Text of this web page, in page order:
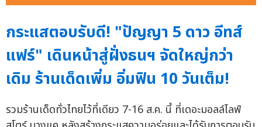
กระแสตอบรับดี! "ปัญญา 5 ดาว อีทส์
แฟร์" เดินหน้าสู่ฝั่งธนฯ จัดใหญ่กว่า
เดิม ร้านเด็ดเพิ่ม อิ่มฟิน 10 วันเต็ม!
รวมร้านเด็ดทั่วไทยไว้ที่เดียว 7-16 ส.ค. นี้ ที่เดอะมอลล์ไลฟ์